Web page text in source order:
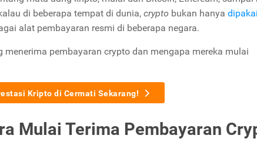
di beberapa tempat di dunia, crypto bukan hanya
alat pembayaran resmi di beberapa negara.
menerima pembayaran crypto dan mengapa mereka mulai
Kripto di Cermati Sekarang!
Mulai Terima Pembayaran